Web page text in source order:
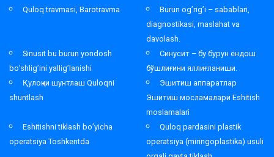
Quloq travmasi, Barotravma
Burun og’rig’i – sabablari,
diagnostikasi, maslahat va
davolash.
Sinusit bu burun yondosh
bo’shlig’ini yallig’lanishi
Синусит – бу бурун ёндош
бўшлиғини яллиғланиши.
Қулоқни шунтлаш Quloqni
shuntlash
Эшитиш аппаратлар
Эшитиш мосламалари Eshitish
moslamalari
Eshitishni tiklash bo’yicha
operatsiya Toshkentda
Quloq pardasini plastik
operatsiya (miringoplastika) usuli